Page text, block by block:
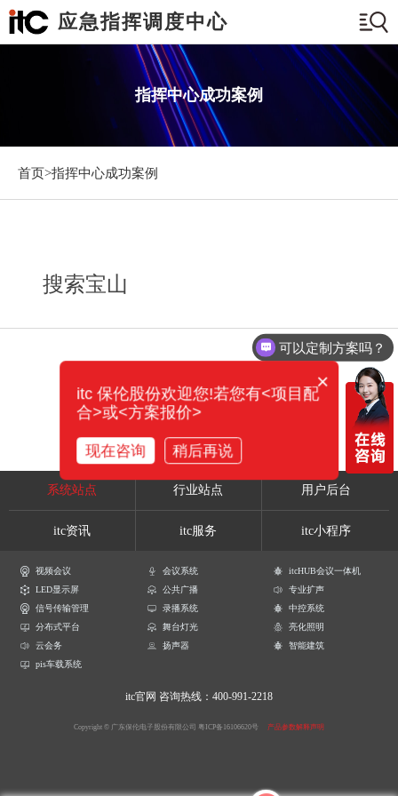
应急指挥调度中心
指挥中心成功案例
首页>指挥中心成功案例
搜索宝山
系统站点 行业站点 用户后台
itc资讯 itc服务 itc小程序
视频会议 会议系统
itcHUB会议一体机
LED显示屏
公共广播
专业扩声
信号传输管理
录播系统
中控系统
分布式平台
舞台灯光
亮化照明
云会务
扬声器
智能建筑
pis车载系统
itc官网 咨询热线：400-991-2218
Copyright © 广东保伦电子股份有限公司 粤ICP备16106620号 产品参数解释声明
可以定制方案吗？
你们电话多少？
×
itc 保伦股份欢迎您!若您有<项目配
合>或<方案报价>
现在咨询 稍后再说